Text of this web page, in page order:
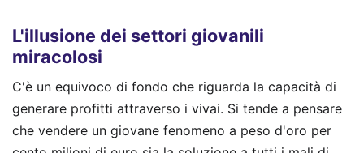
L'illusione dei settori giovanili
miracolosi
C'è un equivoco di fondo che riguarda la capacità di
generare profitti attraverso i vivai. Si tende a pensare
che vendere un giovane fenomeno a peso d'oro per